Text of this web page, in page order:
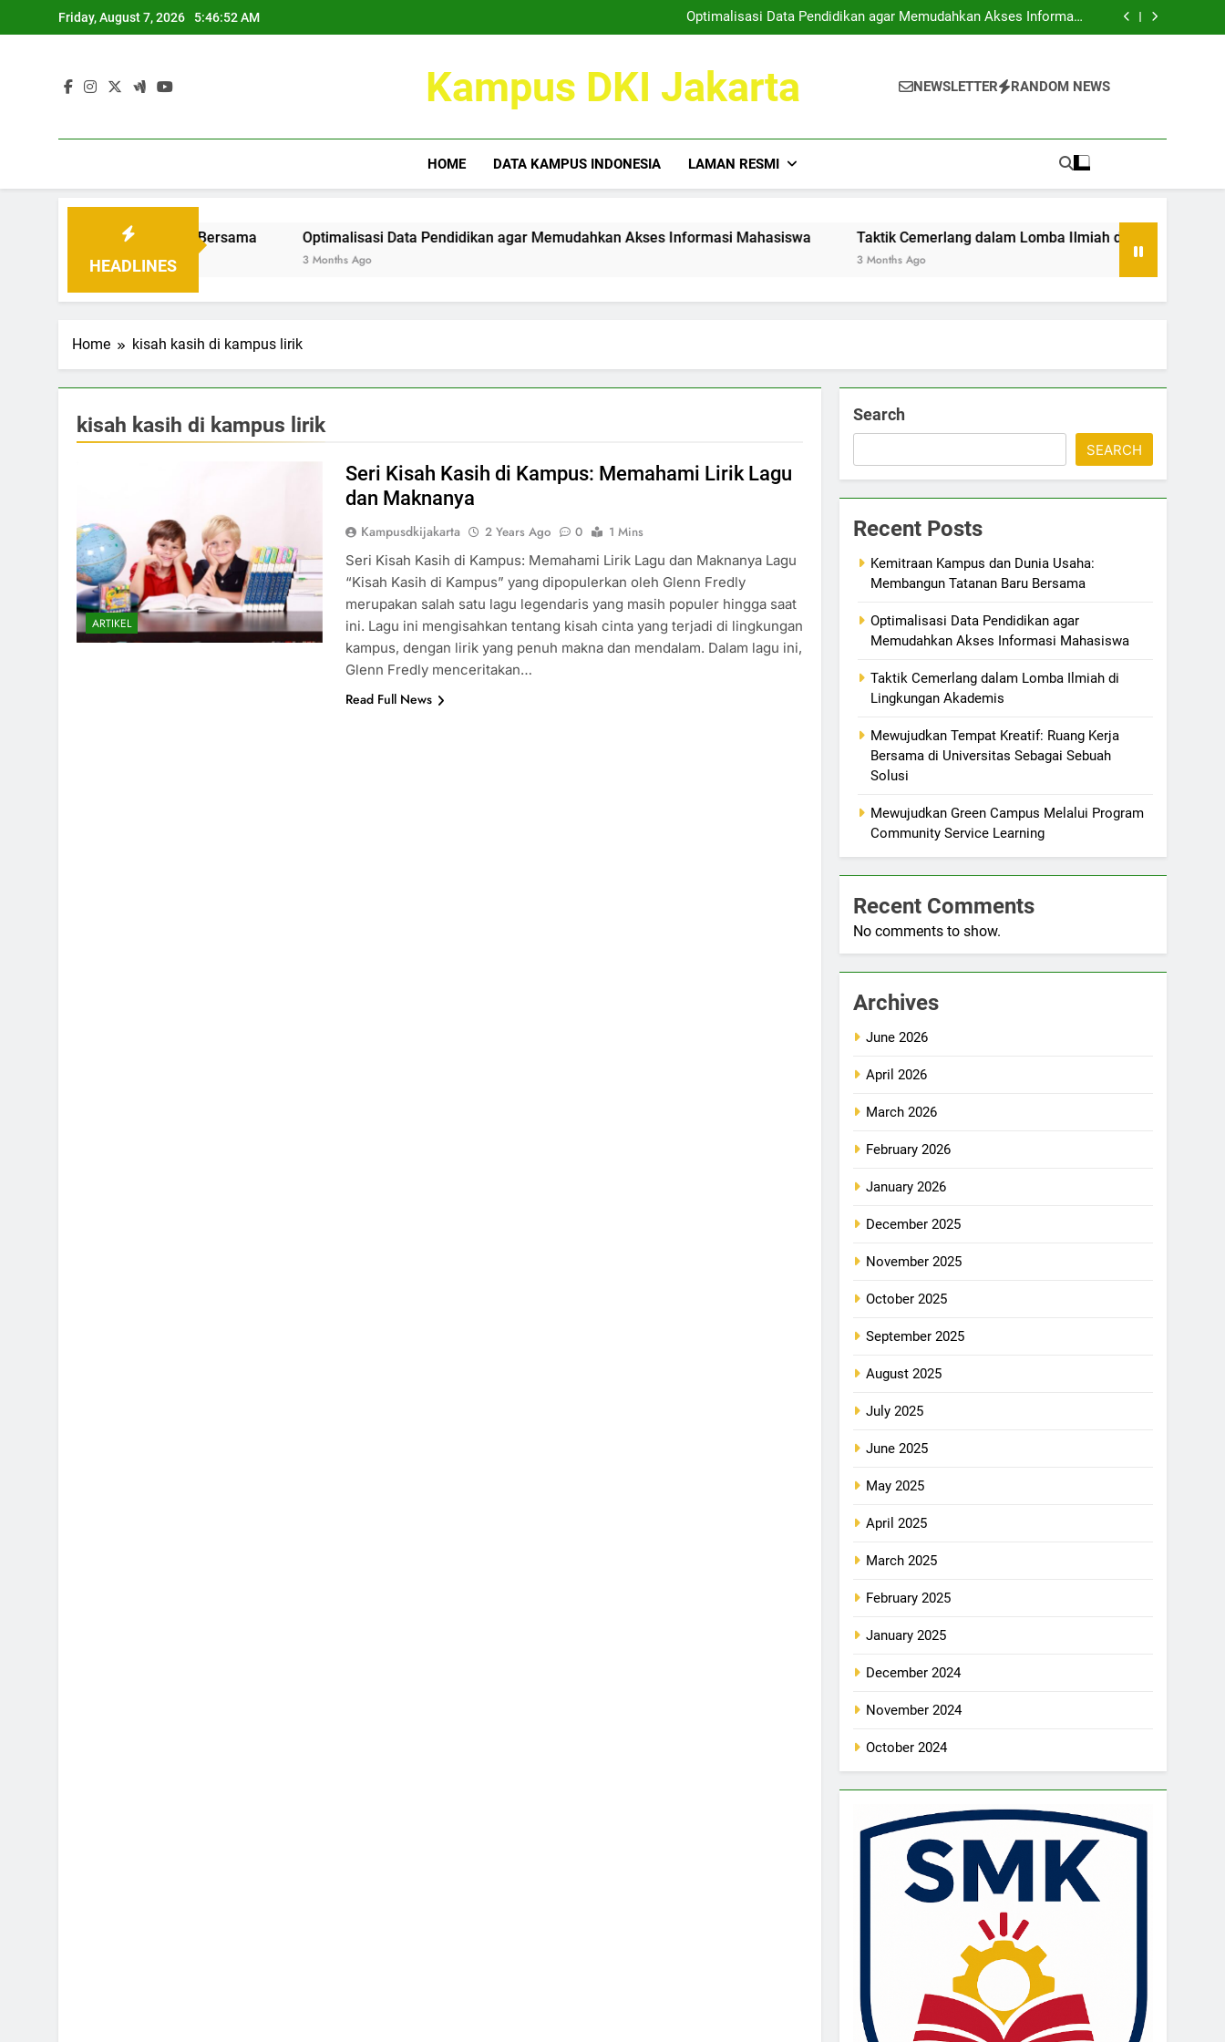
to
Friday, August 7, 2026 5:46:52 AM
Optimalisasi Data Pendidikan agar Memudahkan Akses Informasi
Mahasiswa
Taktik Cemerlang dalam Lomba Ilmiah di Lingkungan Akademis
Optimalisasi Data Pendidikan agar Memudahkan Akses Informasi
Taktik Cemerlang dalam Lomba Ilmiah di Lingkungan Akademis
Kampus DKI Jakarta NEWSLETTER RANDOM NEWS
HOME DATA KAMPUS INDONESIA LAMAN RESMI
HEADLINES
Tatanan Baru Bersama Optimalisasi Data Pendidikan agar Memudahkan Akses Informasi Mahasiswa
3 Months Ago
Taktik Cemerlang dalam Lomba Ilmiah di Lingkungan Akademis
3 Months Ago
Home kisah kasih di kampus lirik
kisah kasih di kampus lirik
ARTIKEL
Seri Kisah Kasih di Kampus: Memahami Lirik Lagu
dan Maknanya
Kampusdkijakarta 2 Years Ago 0
1 Mins
Seri Kisah Kasih di Kampus: Memahami Lirik Lagu dan Maknanya Lagu
“Kisah Kasih di Kampus” yang dipopulerkan oleh Glenn Fredly
merupakan salah satu lagu legendaris yang masih populer hingga saat
ini. Lagu ini mengisahkan tentang kisah cinta yang terjadi di lingkungan
kampus, dengan lirik yang penuh makna dan mendalam. Dalam lagu ini,
Glenn Fredly menceritakan…
Read Full News
Search
SEARCH
Recent Posts
Kemitraan Kampus dan Dunia Usaha:
Membangun Tatanan Baru Bersama
Optimalisasi Data Pendidikan agar
Memudahkan Akses Informasi Mahasiswa
Taktik Cemerlang dalam Lomba Ilmiah di
Lingkungan Akademis
Mewujudkan Tempat Kreatif: Ruang Kerja
Bersama di Universitas Sebagai Sebuah
Solusi
Mewujudkan Green Campus Melalui Program
Community Service Learning
Recent Comments
No comments to show.
Archives
June 2026
April 2026
March 2026
February 2026
January 2026
December 2025
November 2025
October 2025
September 2025
August 2025
July 2025
June 2025
May 2025
April 2025
March 2025
February 2025
January 2025
December 2024
November 2024
October 2024